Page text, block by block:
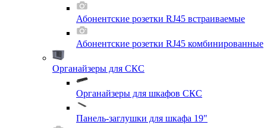
Абонентские розетки RJ45 встраиваемые
Абонентские розетки RJ45 комбинированные
Органайзеры для СКС
Органайзеры для шкафов СКС
Панель-заглушки для шкафа 19"